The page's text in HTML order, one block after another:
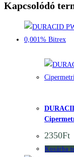
Kapcsolódó
2350Ft
Kosárba